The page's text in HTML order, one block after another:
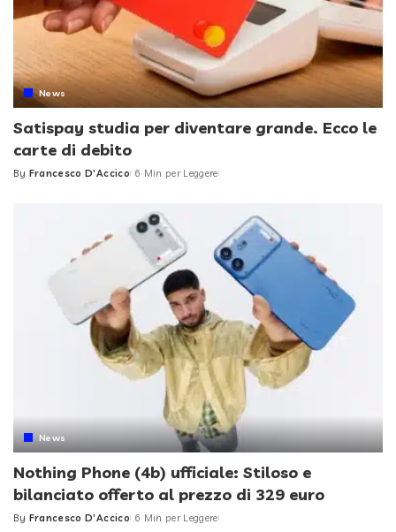
News
Satispay studia per diventare grande. Ecco le
carte di debito
Posted
By Francesco D'Accico 6 Min per Leggere
News
Nothing Phone (4b) ufficiale: Stiloso e
bilanciato offerto al prezzo di 329 euro
Posted
By Francesco D'Accico 6 Min per Leggere